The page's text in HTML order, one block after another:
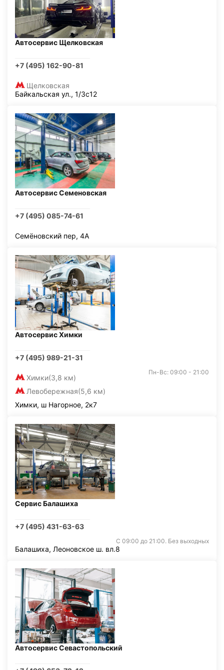
Автосервис Щелковская
+7 (495) 162-90-81
Щелковская
Байкальская ул., 1/3с12
Автосервис Семеновская
+7 (495) 085-74-61
Семёновский пер, 4А
Автосервис Химки
+7 (495) 989-21-31
Химки(3,8 км)
Левобережная(5,6 км)
Пн-Вс: 09:00 - 21:00
Химки, ш Нагорное, 2к7
Сервис Балашиха
+7 (495) 431-63-63
С 09:00 до 21:00. Без выходных
Балашиха, Леоновское ш. вл.8
Автосервис Севастопольский